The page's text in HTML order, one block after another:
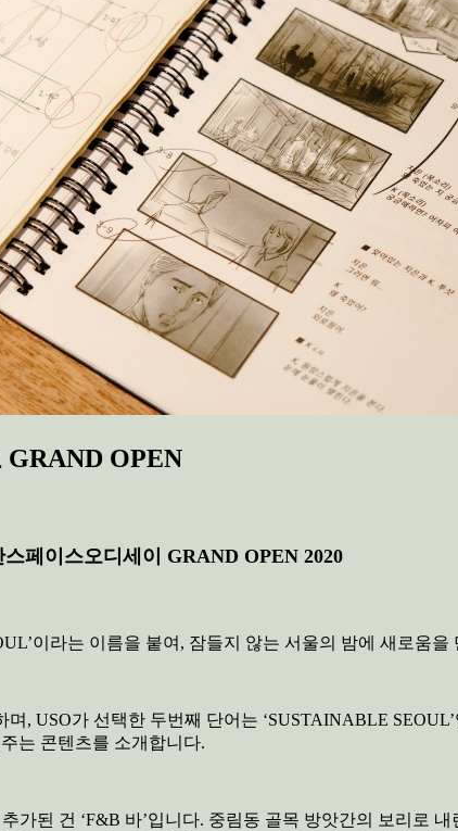
GRAND OPEN
페이스오디세이 GRAND OPEN 2020
이라는 이름을 붙여, 잠들지 않는 서울의 밤에 새로움
며, USO가 선택한 두번째 단어는 ‘SUSTAINABLE
는 콘텐츠를 소개합니다.
가된 건 ‘F&B 바’입니다. 중림동 골목 방앗간의 보리로